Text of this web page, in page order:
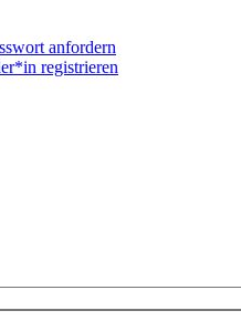
anfordern
registrieren